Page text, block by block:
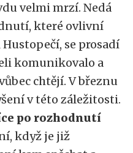
velmi mrzí. Nedá
které ovlivní
se prosadí
komunikovalo a
chtějí. V březnu
v této záležitosti.
po rozhodnutí
když je již